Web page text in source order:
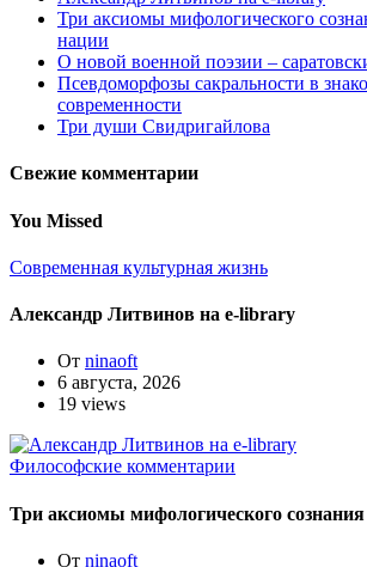
Три аксиомы мифологического
нации
О новой военной поэзии –
Псевдоморфозы сакральности в
современности
Три души Свидригайлова
Свежие комментарии
You Missed
Современная культурная жизнь
Александр Литвинов на e-library
От ninaoft
6 августа, 2026
19 views
Философские комментарии
Три аксиомы мифологического
От ninaoft